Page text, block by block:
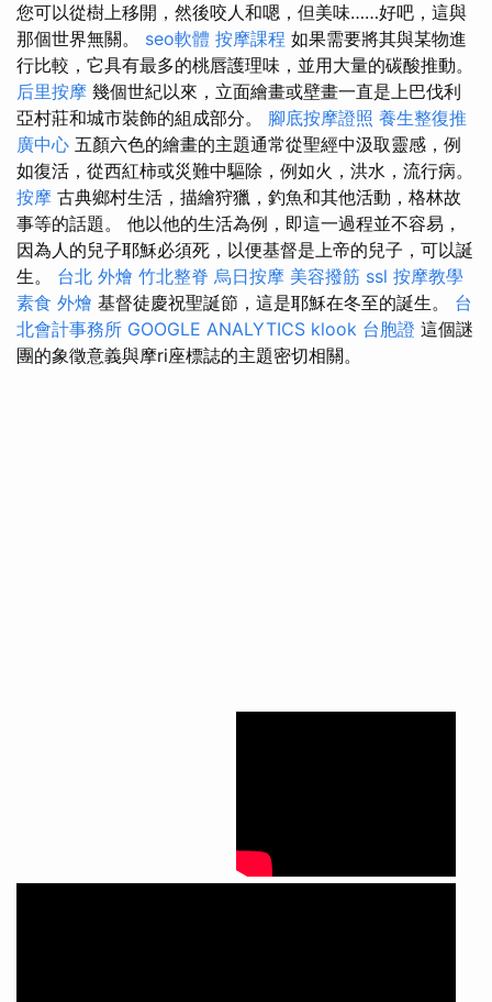
您可以從樹上移開，然後咬人和嗯，但美味……好吧，這與
那個世界無關。 seo軟體 按摩課程 如果需要將其與某物進
行比較，它具有最多的桃唇護理味，並用大量的碳酸推動。
后里按摩 幾個世紀以來，立面繪畫或壁畫一直是上巴伐利
亞村莊和城市裝飾的組成部分。 腳底按摩證照 養生整復推
廣中心 五顏六色的繪畫的主題通常從聖經中汲取靈感，例
如復活，從西紅柿或災難中驅除，例如火，洪水，流行病。
按摩 古典鄉村生活，描繪狩獵，釣魚和其他活動，格林故
事等的話題。 他以他的生活為例，即這一過程並不容易，
因為人的兒子耶穌必須死，以便基督是上帝的兒子，可以誕
生。 台北 外燴 竹北整脊 烏日按摩 美容撥筋 ssl 按摩教學
素食 外燴 基督徒慶祝聖誕節，這是耶穌在冬至的誕生。 台
北會計事務所 GOOGLE ANALYTICS klook 台胞證 這個謎
團的象徵意義與摩ri座標誌的主題密切相關。